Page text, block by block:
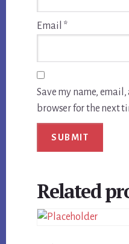
Email *
Save my name,
browser for the next
Related